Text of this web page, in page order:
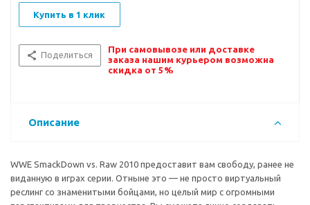
Купить в 1 клик
Поделиться
При самовывозе или доставке
заказа нашим курьером возможна
скидка от 5%
Описание
WWE SmackDown vs. Raw 2010 предоставит вам свободу, ранее не
виданную в играх серии. Отныне это — не просто виртуальный
реслинг со знаменитыми бойцами, но целый мир с огромными